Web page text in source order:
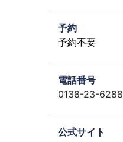
予約
予約不要
電話番号
0138-23-6288
公式サイト